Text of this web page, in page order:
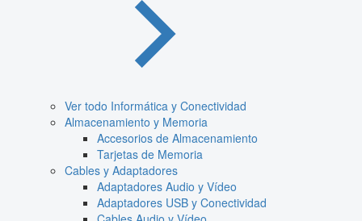
Ver todo Informática y Conectividad
Almacenamiento y Memoria
Accesorios de Almacenamiento
Tarjetas de Memoria
Cables y Adaptadores
Adaptadores Audio y Vídeo
Adaptadores USB y Conectividad